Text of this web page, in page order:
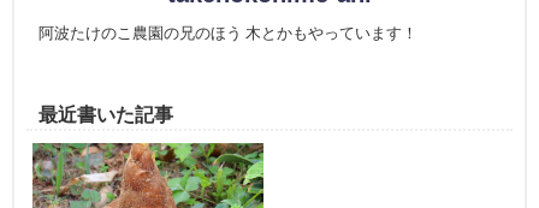
阿波たけのこ農園の兄のほう 木とかもやっています！
最近書いた記事